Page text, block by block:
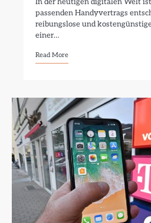
passenden Handyvertrags
reibungslose und
einer…
Read More